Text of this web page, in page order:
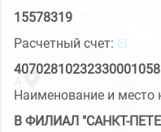
15578319
Расчетный счет:
40702810232330001058
Наименование и место
В ФИЛИАЛ "САНКТ-